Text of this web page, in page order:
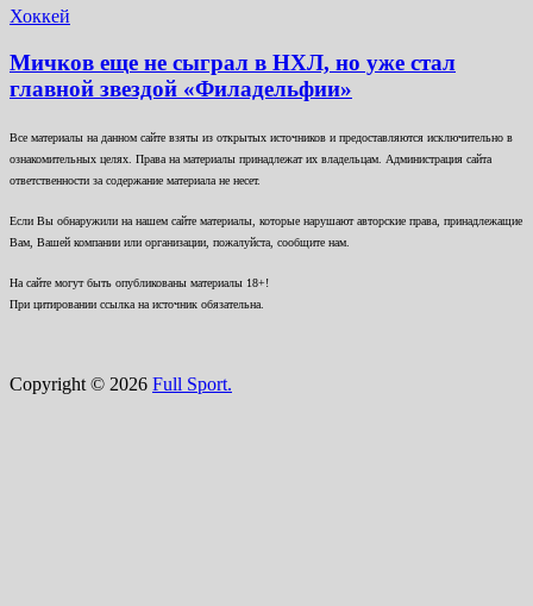
Хоккей
Мичков еще не сыграл в НХЛ, но уже стал
главной звездой «Филадельфии»
Все материалы на данном сайте взяты из открытых источников и предоставляются исключительно в
ознакомительных целях. Права на материалы принадлежат их владельцам. Администрация сайта
ответственности за содержание материала не несет.
Если Вы обнаружили на нашем сайте материалы, которые нарушают авторские права, принадлежащие
Вам, Вашей компании или организации, пожалуйста, сообщите нам.
На сайте могут быть опубликованы материалы 18+!
При цитировании ссылка на источник обязательна.
Copyright © 2026 Full Sport.